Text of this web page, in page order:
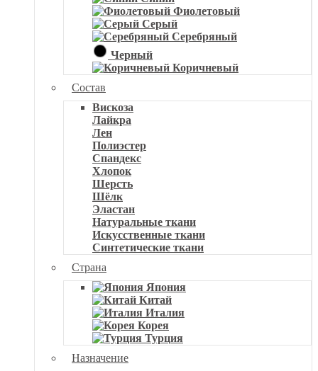
Фиолетовый
Серый
Серебряный
Черный
Коричневый
Состав
Вискоза
Лайкра
Лен
Полиэстер
Спандекс
Хлопок
Шерсть
Шёлк
Эластан
Натуральные ткани
Искусственные ткани
Синтетические ткани
Страна
Япония
Китай
Италия
Корея
Турция
Назначение